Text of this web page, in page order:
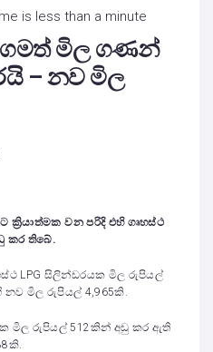
is less than a minute
මිල ගණන්
– නව මිල
ක්‍රියාත්මක වන පරිදි එහි ගෘහස්ථ
කර තිබේ.
LPG සිලින්ඩරයක මිල රුපියල්
නව මිල රුපියල් 4,965කි.
මිල රුපියල් 512කින් අඩු කර ඇති